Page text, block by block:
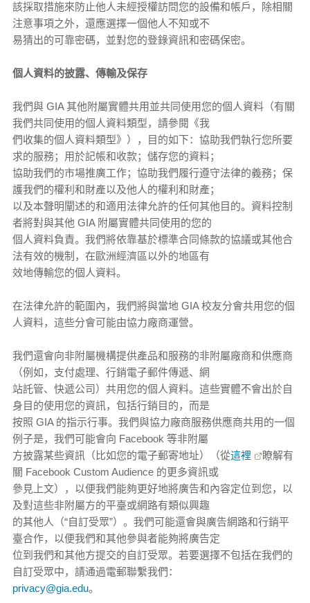
該採取措施來防止他人未經授權訪問您的設備和帳戶，除相關
注意事項之外，還應選擇一個他人不知或不
易猜出的可靠密碼，並對您的登錄資訊和密碼保密。
個人資料的披露、傳輸及保存
我們與 GIA 其他附屬實體共用並共同使用您的個人資料（有關
我們共同使用的個人資料類型，請參閱《我
們收集的個人資料類型》），目的如下：協助我們執行您所要
求的服務；用於記帳和收款；儲存您的資料；
協助我們的市場推廣工作；協助我們履行遵守法律的義務；保
護我們的權利和財產以及他人的權利和財產；
以及本聲明闡述的和適用法律允許的任何其他目的。資料控制
者將對與其他 GIA 附屬實體共同使用的您的
個人資料負責。我們將依靠基於標準合同條款的協議或其他合
法有效的機制，在歐洲經濟區以外的地區有
效地傳輸您的個人資料。
在法律允許的範圍內，我們將與當地 GIA 校友分會共用您的個
人資料，這些分會可能由協力廠商運營。
我們還會向非附屬機構提供產品和服務的非附屬廠商和供應商
（例如，支付處理、行銷電子郵件傳遞、網
站託管、快遞公司）共用您的個人資料。這些實體不會出於自
身目的使用您的資訊，包括行銷目的，而是
按照 GIA 的指示行事。我們與協力廠商服務供應商共用的一個
例子是，我們可能會向 Facebook 等非附屬
方披露某些資訊（比如您的電子郵寄地址）（從這裡
瞭解有
關 Facebook Custom Audience 的更多資訊或
參見上文），以便我們能夠更好地將廣告和內容定位到您，以
及對這些非附屬方的平臺或網路有類似興趣
的其他人（“自訂受眾”）。我們可能還會與廣告網路和行銷平
臺合作，以便我們和其他參與者能夠將廣告定
位到我們和其他方提交的自訂受眾。若要選擇不包括在我們的
自訂受眾中，請通過電郵聯繫我們：
privacy@gia.edu。